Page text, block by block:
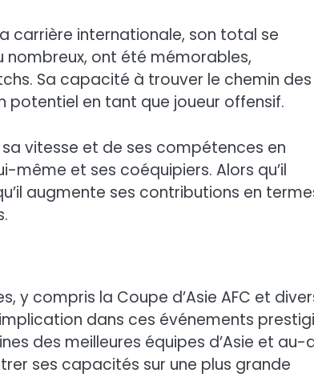
carrière internationale, son total se
nombreux, ont été mémorables,
Sa capacité à trouver le chemin des
potentiel en tant que joueur offensif.
vitesse et de ses compétences en
et ses coéquipiers. Alors qu’il
augmente ses contributions en
y compris la Coupe d’Asie AFC et
dans ces événements
des meilleures équipes d’Asie et au-
ses capacités sur une plus grande